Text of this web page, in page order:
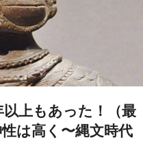
上もあった！（最
は高く〜縄文時代